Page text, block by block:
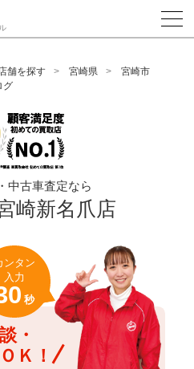
の為のCVボタン*/
舗を探す 宮崎県
宮崎市
グ
中古車査定なら
崎新名爪店
・
Ｋ！
ンタン
入力
秒